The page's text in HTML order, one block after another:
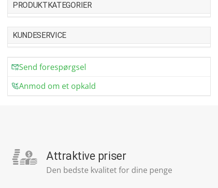
PRODUKTKATEGORIER
KUNDESERVICE
Send forespørgsel
Anmod om et opkald
Attraktive priser
Den bedste kvalitet for dine penge